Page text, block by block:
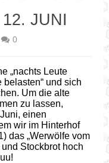
JUNI
0
„nachts Leute
belasten“ und sich
Um die alte
zu lassen,
einen
wir im Hinterhof
das „Werwölfe vom
Stockbrot hoch